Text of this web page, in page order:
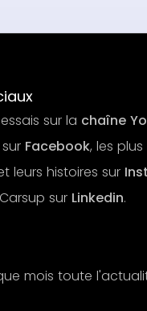
sur la chaîne
Facebook, les
leurs histoires sur
sur Linkedin.
mois toute